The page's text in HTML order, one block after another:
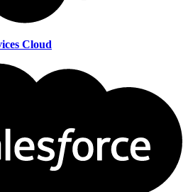
Cloud